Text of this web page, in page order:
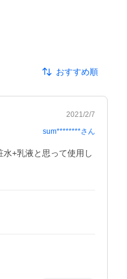
おすすめ順
2021/2/7
sum********さん
+乳液と思って使用し